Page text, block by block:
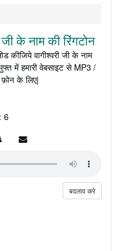
जी के नाम की रिंगटोन
कीजिये वागीश्वरी जी के नाम
में हमारी वेबसाइट से MP3 /
फ़ोन के लिए|
6
बदलाव करे